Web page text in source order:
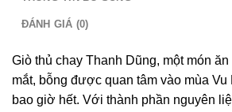
ĐÁNH GIÁ (0)
Giò thủ chay Thanh Dũng, một món
mắt, bỗng được quan tâm vào mùa Vu
bao giờ hết. Với thành phần nguyên